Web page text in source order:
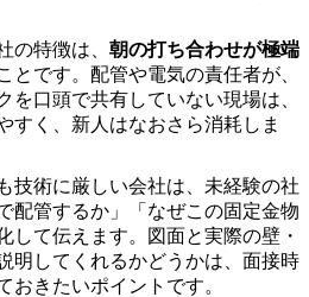
の特徴は、 朝の打ち合わせが極端
とです。配管や電気の責任者が、
を口頭で共有していない現場は、
すく、新人はなおさら消耗しま
技術に厳しい会社は、未経験の社
配管するか」「なぜこの固定金物
して伝えます。図面と実際の壁・
明してくれるかどうかは、面接時
おきたいポイントです。